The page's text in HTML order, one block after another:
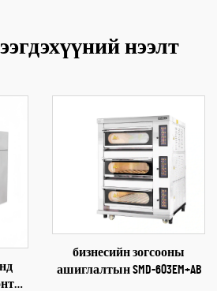
нээлт
бизнесийн зогсооны
ашиглалтын SMD-603EM+AB